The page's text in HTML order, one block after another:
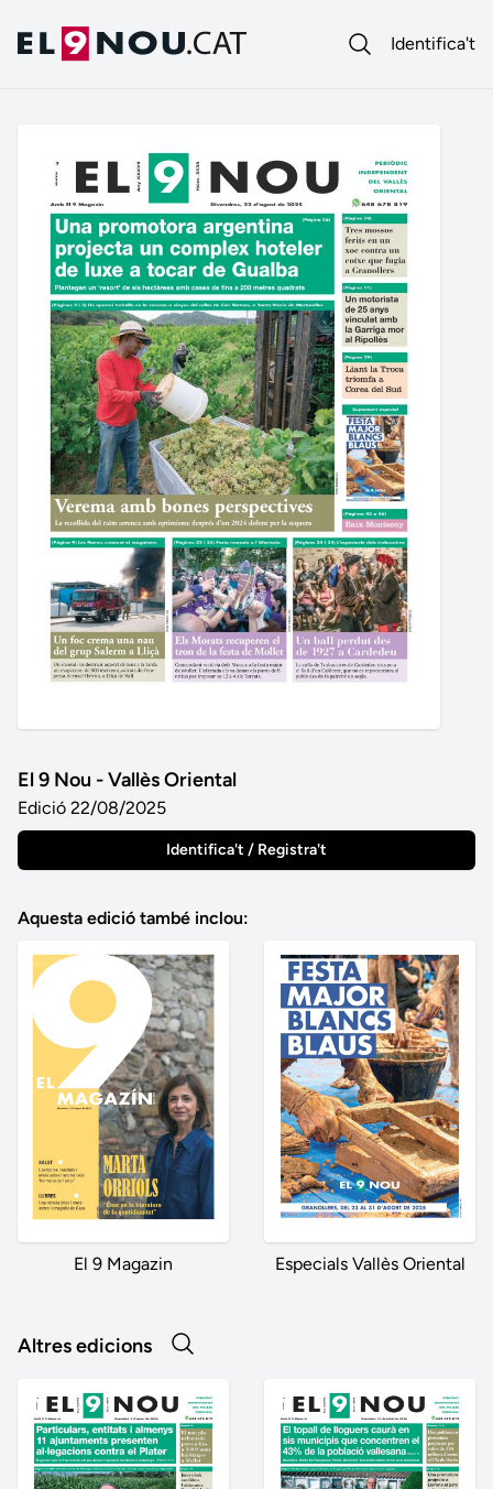
Identifica't
El 9 Nou - Vallès Oriental
Edició 22/08/2025
Identifica't / Registra't
Aquesta edició també inclou:
El 9 Magazin Especials Vallès Oriental
Altres edicions